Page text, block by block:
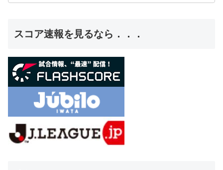
スコア速報を見るなら．．．